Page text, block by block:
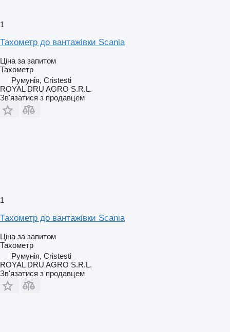
1
Тахометр до вантажівки Scania
Ціна за запитом
Тахометр
Румунія, Cristesti
ROYAL DRU AGRO S.R.L.
Зв'язатися з продавцем
1
Тахометр до вантажівки Scania
Ціна за запитом
Тахометр
Румунія, Cristesti
ROYAL DRU AGRO S.R.L.
Зв'язатися з продавцем